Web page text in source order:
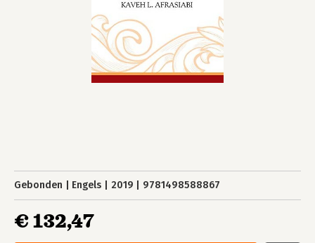
Gebonden Engels 2019 9781498588867
€ 132,47